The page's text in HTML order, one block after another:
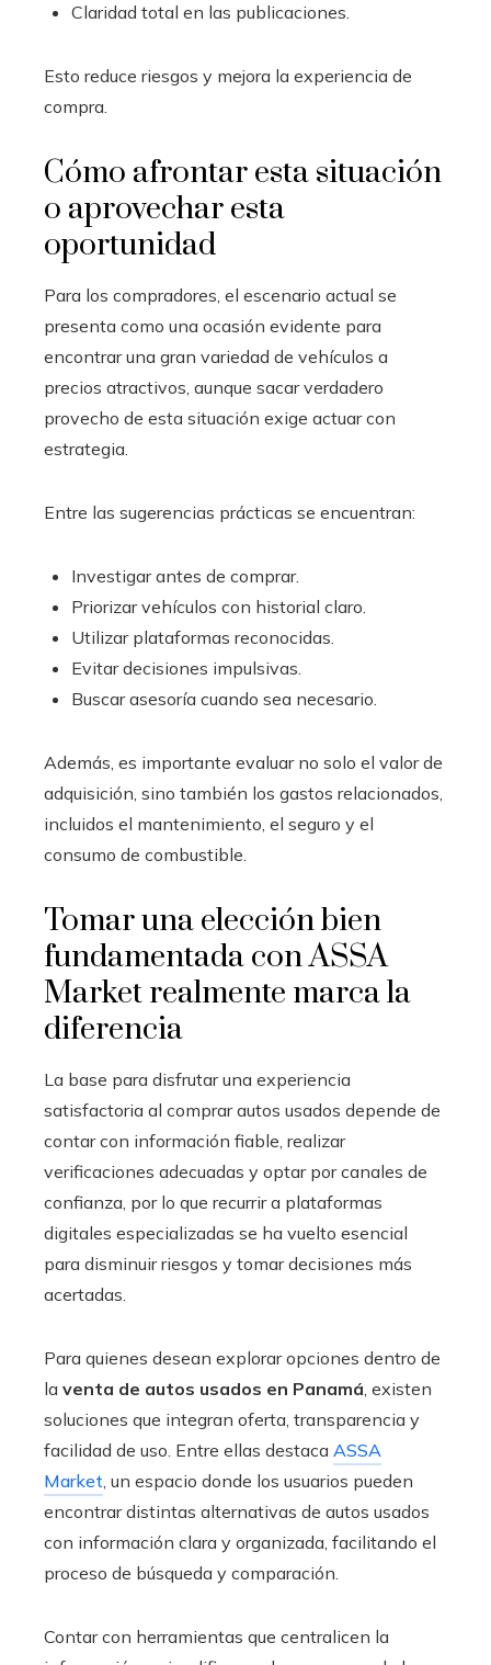
Claridad total en las publicaciones.
Esto reduce riesgos y mejora la experiencia de
compra.
Cómo afrontar esta situación
o aprovechar esta
oportunidad
Para los compradores, el escenario actual se
presenta como una ocasión evidente para
encontrar una gran variedad de vehículos a
precios atractivos, aunque sacar verdadero
provecho de esta situación exige actuar con
estrategia.
Entre las sugerencias prácticas se encuentran:
Investigar antes de comprar.
Priorizar vehículos con historial claro.
Utilizar plataformas reconocidas.
Evitar decisiones impulsivas.
Buscar asesoría cuando sea necesario.
Además, es importante evaluar no solo el valor de
adquisición, sino también los gastos relacionados,
incluidos el mantenimiento, el seguro y el
consumo de combustible.
Tomar una elección bien
fundamentada con ASSA
Market realmente marca la
diferencia
La base para disfrutar una experiencia
satisfactoria al comprar autos usados depende de
contar con información fiable, realizar
verificaciones adecuadas y optar por canales de
confianza, por lo que recurrir a plataformas
digitales especializadas se ha vuelto esencial
para disminuir riesgos y tomar decisiones más
acertadas.
Para quienes desean explorar opciones dentro de
la venta de autos usados en Panamá, existen
soluciones que integran oferta, transparencia y
facilidad de uso. Entre ellas destaca ASSA
Market, un espacio donde los usuarios pueden
encontrar distintas alternativas de autos usados
con información clara y organizada, facilitando el
proceso de búsqueda y comparación.
Contar con herramientas que centralicen la